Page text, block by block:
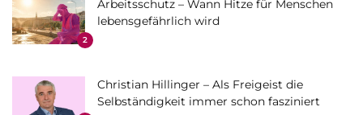
2
Arbeitsschutz – Wann Hitze für Menschen
lebensgefährlich wird
Christian Hillinger – Als Freigeist die
Selbständigkeit immer schon fasziniert